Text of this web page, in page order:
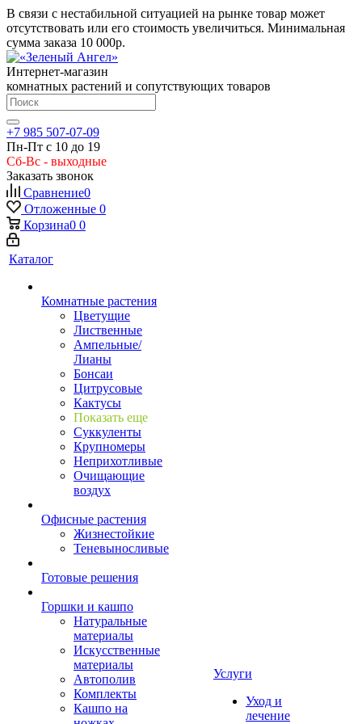
В связи с нестабильной ситуацией на рынке товар может
отсутствовать или его стоимость увеличиться. Минимальная
сумма заказа 10 000р.
Интернет-магазин
комнатных растений и сопутствующих товаров
+7 985 507-07-09
Пн-Пт с 10 до 19
Сб-Вс - выходные
Заказать звонок
Сравнение0
Отложенные 0
Корзина0 0
Каталог
Комнатные растения
Цветущие
Лиственные
Ампельные/
Лианы
Бонсаи
Цитрусовые
Кактусы
Показать еще
Суккуленты
Крупномеры
Неприхотливые
Очищающие
воздух
Офисные растения
Жизнестойкие
Теневыносливые
Готовые решения
Горшки и кашпо
Натуральные
материалы
Искусственные
материалы
Автополив
Комплекты
Кашпо на
Услуги
Уход и
лечение